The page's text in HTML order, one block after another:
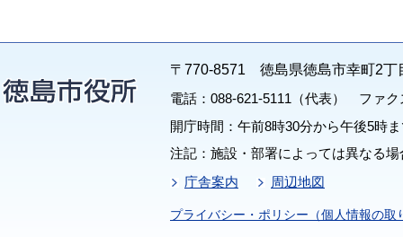
〒770-8571 徳島県徳島市幸町2丁
電話：088-621-5111（代表） ファク
開庁時間：午前8時30分から午後5時
注記：施設・部署によっては異なる
庁舎案内
周辺地図
プライバシー・ポリシー（個人情報の取